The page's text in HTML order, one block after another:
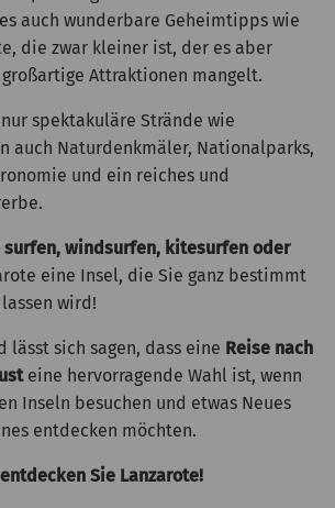
auch wunderbare Geheimtipps wie
die zwar kleiner ist, der es aber
Attraktionen mangelt.
spektakuläre Strände wie
auch Naturdenkmäler, Nationalparks,
und ein reiches und
surfen, windsurfen, kitesurfen oder
eine Insel, die Sie ganz bestimmt
wird!
lässt sich sagen, dass eine Reise nach
eine hervorragende Wahl ist, wenn
Inseln besuchen und etwas Neues
entdecken möchten.
Sie Lanzarote!